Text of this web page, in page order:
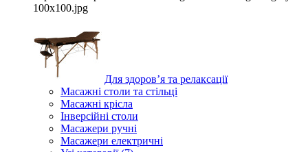
100x100.jpg
Для здоров’я та релаксації
Масажні столи та стільці
Масажні крісла
Інверсійні столи
Масажери ручні
Масажери електричні